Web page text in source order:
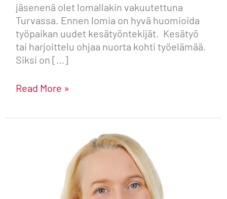
jäsenenä olet lomallakin vakuutettuna
Turvassa. Ennen lomia on hyvä huomioida
työpaikan uudet kesätyöntekijät. Kesätyö
tai harjoittelu ohjaa nuorta kohti työelämää.
Siksi on […]
Read More »